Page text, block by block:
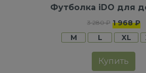
Футболка iDO для
3 280 ₽ 1 968 ₽
M
L XL
Купить